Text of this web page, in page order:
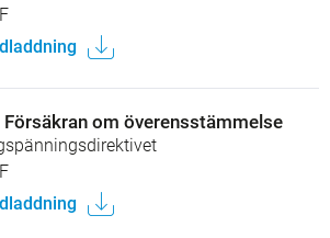
Försäkran om överensstämmelse